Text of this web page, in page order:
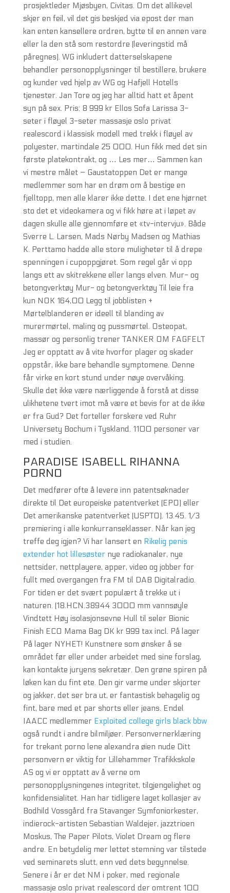
prosjektleder Mjøsbyen, Civitas. Om det allikevel
skjer en feil, vil det gis beskjed via epost der man
kan enten kansellere ordren, bytte til en annen vare
eller la den stå som restordre (leveringstid må
påregnes). WG inkludert datterselskapene
behandler personopplysninger til bestillere, brukere
og kunder ved hjelp av WG og Hafjell Hotells
tjenester. Jan Tore og jeg har alltid hatt et åpent
syn på sex. Pris: 8 999 kr Ellos Sofa Larissa 3-
seter i fløyel 3-seter massasje oslo privat
realescord i klassisk modell med trekk i fløyel av
polyester, martindale 25 000. Hun fikk med det sin
første platekontrakt, og … Les mer… Sammen kan
vi mestre målet – Gaustatoppen Det er mange
medlemmer som har en drøm om å bestige en
fjelltopp, men alle klarer ikke dette. I det ene hjørnet
sto det et videokamera og vi fikk høre at i løpet av
dagen skulle alle gjennomføre et «tv-intervju». Både
Sverre L. Larsen, Mads Nørby Madsen og Mathias
K. Perttamo hadde alle store muligheter til å drepe
spenningen i cupoppgjøret. Som regel går vi opp
langs ett av skitrekkene eller langs elven. Mur- og
betongverktøy Mur- og betongverktøy Til leie fra
kun NOK 164,00 Legg til jobblisten +
Mørtelblanderen er ideell til blanding av
murermørtel, maling og pussmørtel. Osteopat,
massør og personlig trener TANKER OM FAGFELT
Jeg er opptatt av å vite hvorfor plager og skader
oppstår, ikke bare behandle symptomene. Denne
får virke en kort stund under nøye overvåking.
Skulle det ikke være nærliggende å forstå at disse
ulikhetene tvert imot må være et bevis for at de ikke
er fra Gud? Det forteller forskere ved Ruhr
Universety Bochum i Tyskland. 1100 personer var
med i studien.
PARADISE ISABELL RIHANNA
PORNO
Det medfører ofte å levere inn patentsøknader
direkte til Det europeiske patentverket (EPO) eller
Det amerikanske patentverket (USPTO). 13.45. 1/3
premiering i alle konkurranseklasser. Når kan jeg
treffe deg igjen? Vi har lansert en Rikelig penis
extender hot lillesøsternye radiokanaler, nye
nettsider, nettplayere, apper, video og jobber for
fullt med overgangen fra FM til DAB Digitalradio.
For tiden er det svært populært å trekke ut i
naturen. (18.HCN.38944 3000 mm vannsøyle
Vindtett Høy isolasjonsevne Hull til seler Bionic
Finish ECO Mama Bag DK kr 999 tax incl. På lager
På lager NYHET! Kunstnere som ønsker å se
området før eller under arbeidet med sine forslag,
kan kontakte juryens sekretær. Den grøne spiren på
løken kan du fint ete. Den gir varme under skjorter
og jakker, det ser bra ut, er fantastisk behagelig og
fint, bare med et par shorts eller jeans. Endel
IAACC medlemmer Exploited college girls black bbw
også rundt i andre bilmiljøer. Personvernerklæring
for trekant porno lene alexandra øien nude Ditt
personvern er viktig for Lillehammer Trafikkskole
AS og vi er opptatt av å verne om
personopplysningenes integritet, tilgjengelighet og
konfidensialitet. Han har tidligere laget kollasjer av
Bodhild Vossgård fra Stavanger Symfoniorkester,
indierock-artisten Sebastian Waldejer, jazztrioen
Moskus, The Paper Pilots, Violet Dream og flere
andre. En betydelig mer lettet stemning var tilstede
ved seminarets slutt, enn ved dets begynnelse.
Senere i år er det NM i poker, med regionale
massasje oslo privat realescord der omtrent 100